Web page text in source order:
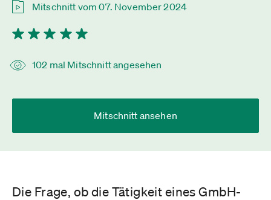
Mitschnitt vom 07. November 2024
102 mal Mitschnitt angesehen
Mitschnitt ansehen
Die Frage, ob die Tätigkeit eines GmbH-